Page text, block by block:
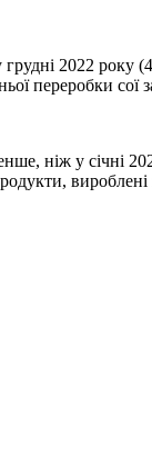
2022 року
переробки сої
ніж у січні
вироблені